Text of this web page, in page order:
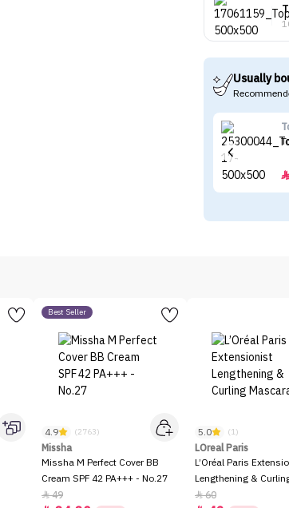
Usually

Best Seller
4.9 (2763)
Missha
Missha M Perfect Cover BB
Cream SPF 42 PA+++ - No.27
49
5.0 (1)
LOreal Paris
L’Oréal Paris
Lengthening &
60